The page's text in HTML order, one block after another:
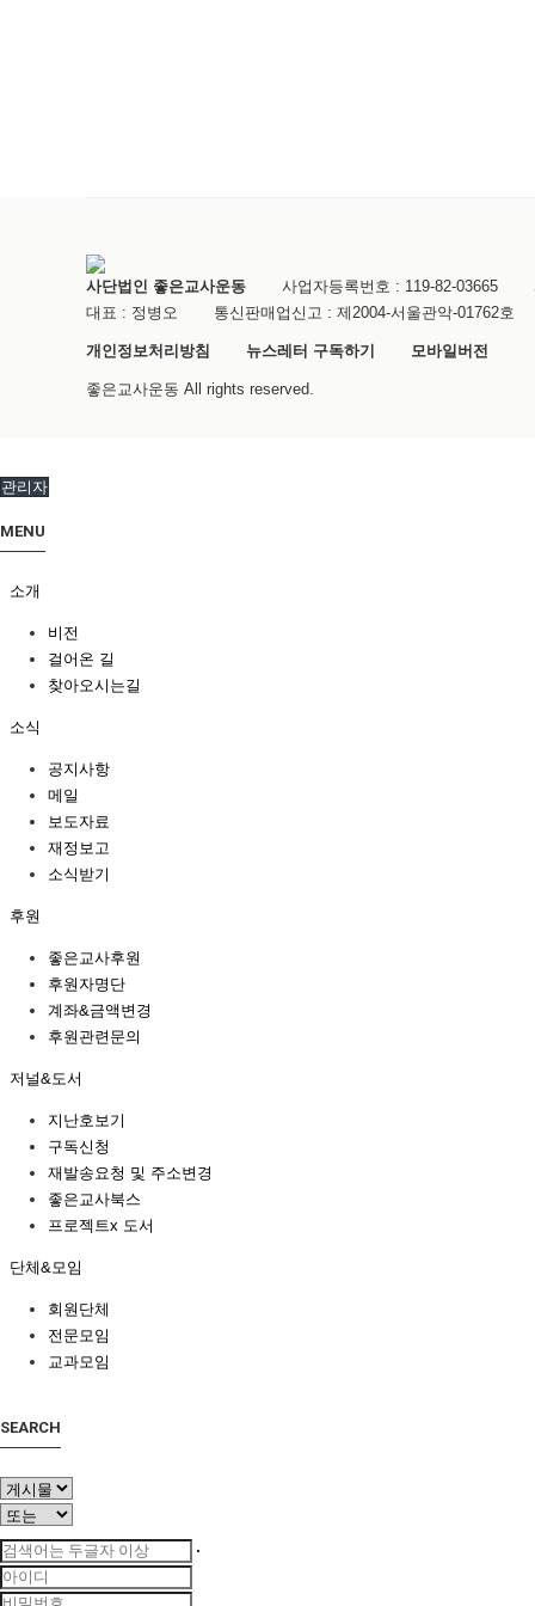
사단법인 좋은교사운동 사업자등록번호 : 119-82-03665
대표 : 정병오 통신판매업신고 : 제2004-서울관악-01762호
개인정보처리방침 뉴스레터 구독하기 모바일버전
좋은교사운동 All rights reserved.
관리자
MENU
소개
비전
걸어온 길
찾아오시는길
소식
공지사항
메일
보도자료
재정보고
소식받기
후원
좋은교사후원
후원자명단
계좌&금액변경
후원관련문의
저널&도서
지난호보기
구독신청
재발송요청 및 주소변경
좋은교사북스
프로젝트x 도서
단체&모임
회원단체
전문모임
교과모임
SEARCH